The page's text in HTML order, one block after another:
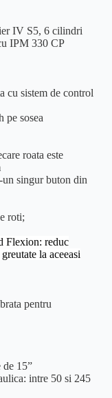
IV S5, 6 cilindri
IPM 330 CP
cu sistem de control
pe sosea
roata este
singur buton din
roti;
Flexion: reduc
la aceeasi
pentru
de 15”
intre 50 si 245